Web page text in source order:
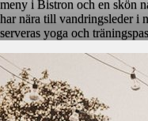
meny i Bistron och en skön
har nära till vandringsleder i
serveras yoga och